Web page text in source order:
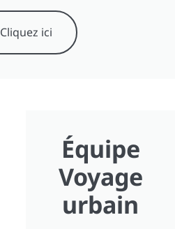
Cliquez ici
Équipe
Voyage
urbain